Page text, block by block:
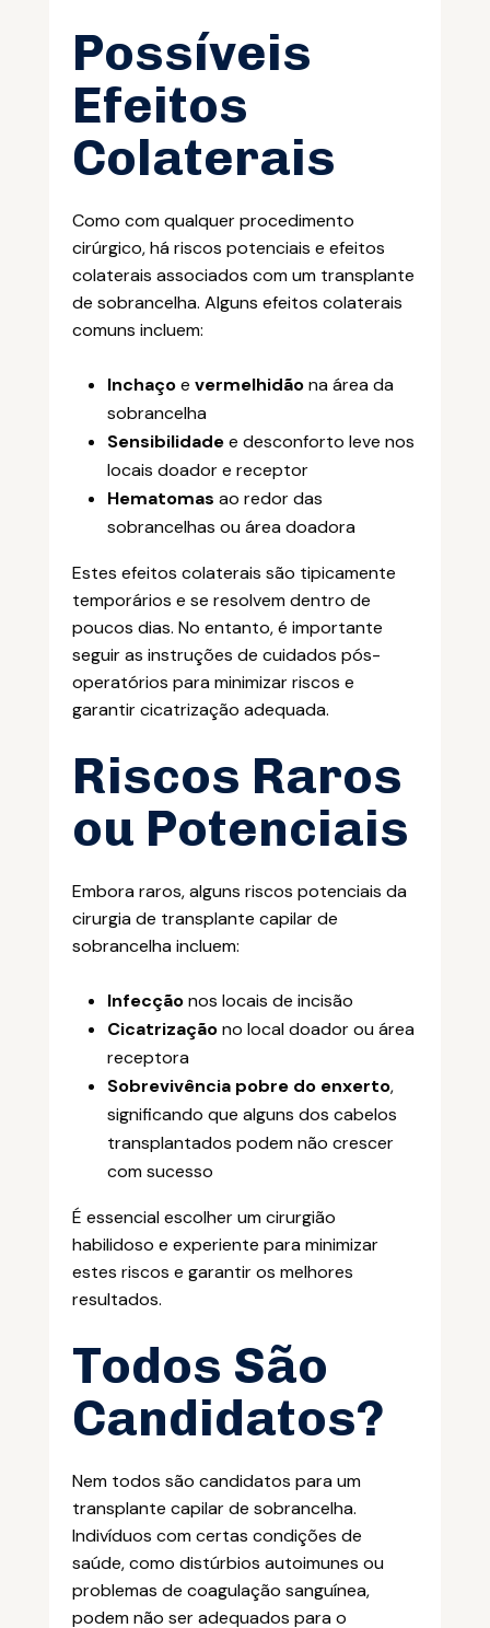
Possíveis
Efeitos
Colaterais
Como com qualquer procedimento
cirúrgico, há riscos potenciais e efeitos
colaterais associados com um transplante
de sobrancelha. Alguns efeitos colaterais
comuns incluem:
Inchaçoe vermelhidãona área da
sobrancelha
Sensibilidadee desconforto leve nos
locais doador e receptor
Hematomas ao redor das
sobrancelhas ou área doadora
Estes efeitos colaterais são tipicamente
temporários e se resolvem dentro de
poucos dias. No entanto, é importante
seguir as instruções de cuidados pós-
operatórios para minimizar riscos e
garantir cicatrização adequada.
Riscos Raros
ou Potenciais
Embora raros, alguns riscos potenciais da
cirurgia de transplante capilar de
sobrancelha incluem:
Infecçãonos locais de incisão
Cicatrizaçãono local doador ou área
receptora
Sobrevivência pobre do enxerto,
significando que alguns dos cabelos
transplantados podem não crescer
com sucesso
É essencial escolher um cirurgião
habilidoso e experiente para minimizar
estes riscos e garantir os melhores
resultados.
Todos São
Candidatos?
Nem todos são candidatos para um
transplante capilar de sobrancelha.
Indivíduos com certas condições de
saúde, como distúrbios autoimunes ou
problemas de coagulação sanguínea,
podem não ser adequados para o